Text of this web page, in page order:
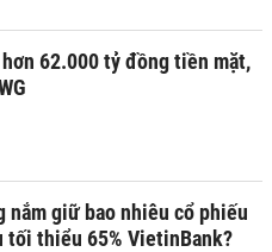
62.000 tỷ đồng tiền mặt,
nắm giữ bao nhiêu cổ phiếu
tối thiểu 65% VietinBank?